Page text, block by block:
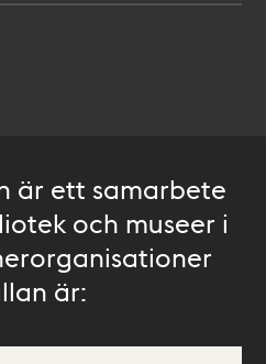
är ett samarbete
och museer i
är: